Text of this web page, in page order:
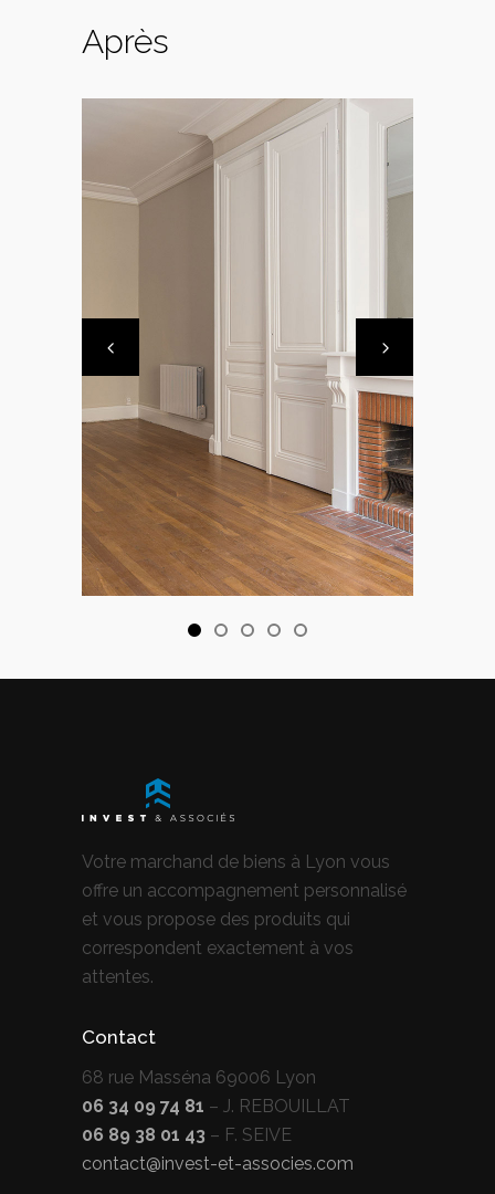
Après
Votre marchand de biens à Lyon vous
offre un accompagnement personnalisé
et vous propose des produits qui
correspondent exactement à vos
attentes.
Contact
68 rue Masséna 69006 Lyon
06 34 09 74 81 – J. REBOUILLAT
06 89 38 01 43 – F. SEIVE
contact@invest-et-associes.com